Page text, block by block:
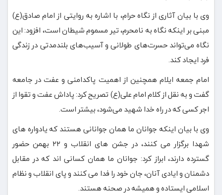
وی با بیان آثاری از نگاه حرام، با اشاره به روایتی از امام صادق(ع)
مبنی بر اینکه نگاه به نامحرم، تیر مسموم شیطان است، افزود: این
نگاه می‌تواند حسرت‌های طولانی و آسیب‌های بلندمدتی در زندگی
فرد ایجاد کند.
امام جمعه ایلام همچنین از اهمیت پاکدامنی و عفت در جامعه
گفت و به نقل از کلام امام علی(ع) تصریح کرد: پاداش عفت و تقوا از
اجر کسی که در راه خدا شهید می‌شود، بیشتر است.
وی با بیان اینکه جوانان ما همان جوانانی هستند که یادواره های
شهدا برگزار می کنند، در جشن های انقلاب و ۲۲ بهمن حضور
گسترده دارند، ابراز کرد: جوانان ما همان کسانی اند که در مقابل
دشمنان و ایادی آنان، جان خود را فدا می کنند و پای انقلاب و نظام
اسلامی ایستاده و همیشه در صحنه هستند.